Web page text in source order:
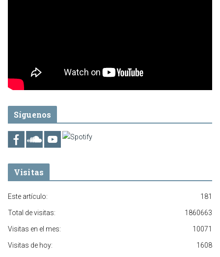
Síguenos
Visitas
181
Este artículo:
1860663
Total de visitas:
10071
Visitas en el mes:
1608
Visitas de hoy: